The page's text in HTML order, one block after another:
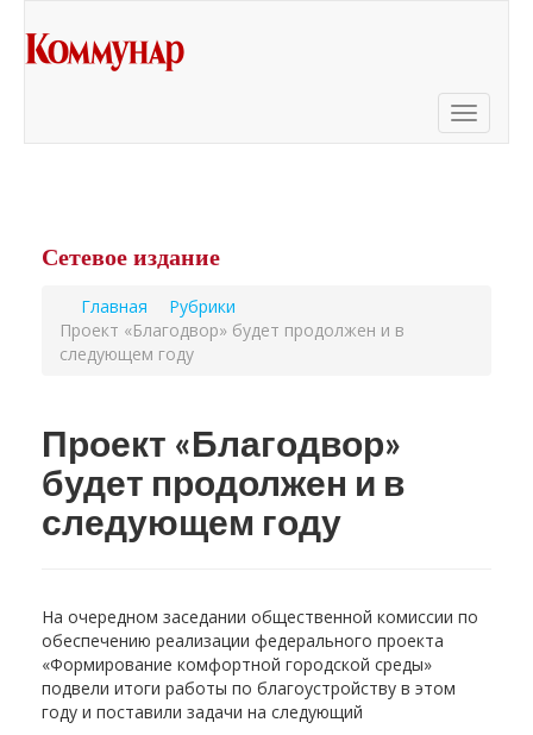
Toggle
Сетевое издание
Главная
Рубрики
Проект «Благодвор» будет продолжен и в
следующем году
Проект «Благодвор»
будет продолжен и в
следующем году
На очередном заседании общественной комиссии по
обеспечению реализации федерального проекта
«Формирование комфортной городской среды»
подвели итоги работы по благоустройству в этом
году и поставили задачи на следующий